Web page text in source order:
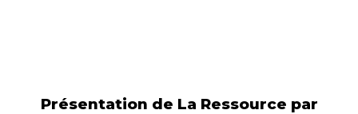
Présentation de La Ressource par